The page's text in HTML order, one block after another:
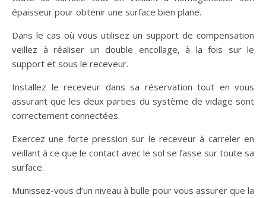
épaisseur pour obtenir une surface bien plane.
Dans le cas où vous utilisez un support de compensation
veillez à réaliser un double encollage, à la fois sur le
support et sous le receveur.
Installez le receveur dans sa réservation tout en vous
assurant que les deux parties du système de vidage sont
correctement connectées.
Exercez une forte pression sur le receveur à carreler en
veillant à ce que le contact avec le sol se fasse sur toute sa
surface.
Munissez-vous d’un niveau à bulle pour vous assurer que la